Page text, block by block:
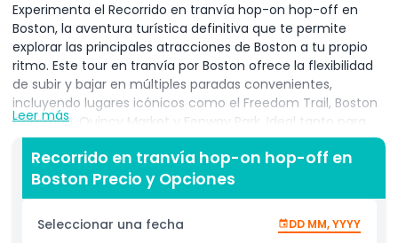
Experimenta el Recorrido en tranvía hop-on hop-off en
Boston, la aventura turística definitiva que te permite
explorar las principales atracciones de Boston a tu propio
ritmo. Este tour en tranvía por Boston ofrece la flexibilidad
de subir y bajar en múltiples paradas convenientes,
incluyendo lugares icónicos como el Freedom Trail, Boston
Common, Quincy Market y Fenway Park. Ideal tanto para
visitantes primerizos como para viajeros que regresan, este
tour guiado proporciona comentarios en vivo de guías
conocedores que comparten historias fascinantes sobre la
historia, arquitectura y cultura de Boston. Con viajes
ilimitados por todo el día, es fácil personalizar tu itinerario y
descubrir desde sitios históricos hasta paseos panorámicos
Leer más
Recorrido en tranvía hop-on hop-off en
Boston Precio y Opciones
Seleccionar una fecha DD MM, YYYY